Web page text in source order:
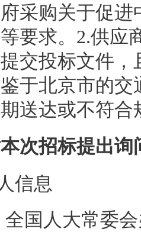
采购关于促
要求。2.供应
交投标文件
于北京市的
送达或不符
次招标提出
信息
全国人